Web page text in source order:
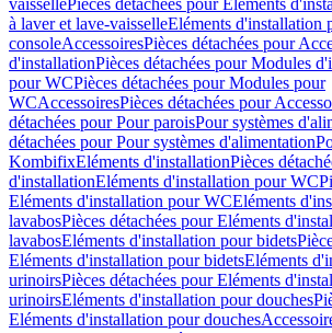
vaissellePièces détachées pour Eléments
à laver et lave-vaisselleEléments d'installation
consoleAccessoiresPièces détachées pour
d'installationPièces détachées pour Modules
pour WCPièces détachées pour Modules pour
WCAccessoiresPièces détachées pour
détachées pour Pour paroisPour systèmes
détachées pour Pour systèmes d'alimentation
KombifixEléments d'installationPièces
d'installationEléments d'installation pour WC
Eléments d'installation pour WCEléments
lavabosPièces détachées pour Eléments
lavabosEléments d'installation pour bidets
Eléments d'installation pour bidetsEléments
urinoirsPièces détachées pour Eléments
urinoirsEléments d'installation pour douches
Eléments d'installation pour douches